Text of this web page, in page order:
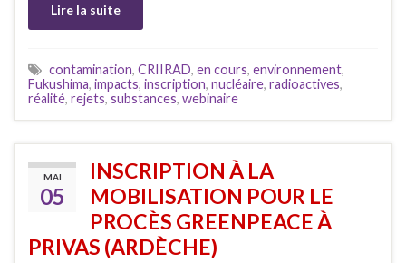
Lire la suite
contamination, CRIIRAD, en cours, environnement,
Fukushima, impacts, inscription, nucléaire, radioactives,
réalité, rejets, substances, webinaire
MAI
05
INSCRIPTION À LA
MOBILISATION POUR LE
PROCÈS GREENPEACE À
PRIVAS (ARDÈCHE)